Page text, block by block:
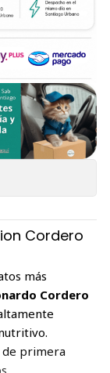
Cordero
más
Cordero
de primera